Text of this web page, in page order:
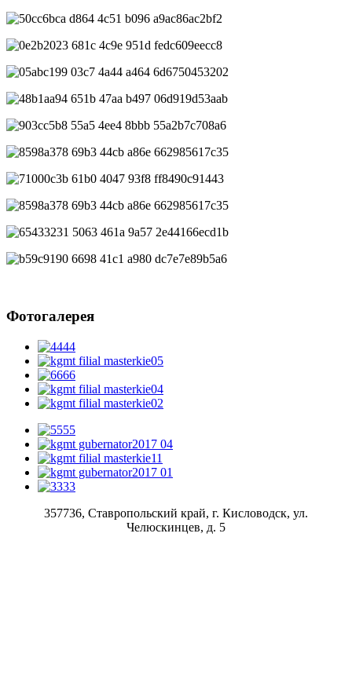
Фотогалерея
357736, Ставропольский край, г. Кисловодск, ул.
Челюскинцев, д. 5